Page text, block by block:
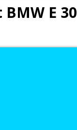
E 30